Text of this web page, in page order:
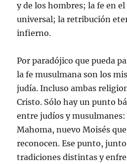
y de los hombres; la fe en
universal; la retribución
infierno.
Por paradójico que pueda
la fe musulmana son los
judía. Incluso ambas
Cristo. Sólo hay un punto
entre judíos y musulmanes:
Mahoma, nuevo Moisés
reconocen. Ese punto,
tradiciones distintas y